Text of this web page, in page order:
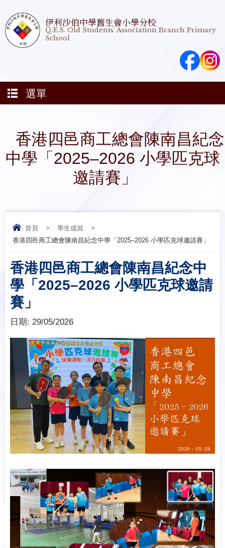
伊利沙伯中學舊生會小學分校
Q.E.S. Old Students' Association Branch Primary
School
選單
香港四邑 商工總會 陳南昌紀念
中學 「2025–2026 小學匹克球
邀請賽」
首頁 > 學生成就
>
香港四邑 商工總會 陳南昌紀念中學 「2025–2026 小學匹克球 邀請賽」
香港四邑 商工總會 陳南昌紀念中
學 「2025–2026 小學匹克球 邀請
賽」
日期: 29/05/2026